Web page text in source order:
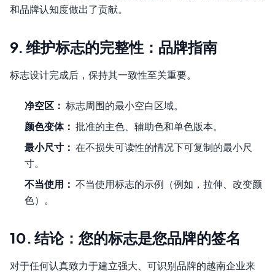
和品牌认知度做出了贡献。
9. 维护标志的完整性：品牌指南
标志设计完成后，保持其一致性至关重要。
净空区： 标志周围的最小空白区域。
颜色变体： 批准的主色、辅助色和单色版本。
最小尺寸： 在不损失可读性的情况下可复制的最小尺
寸。
不当使用： 不当使用标志的示例（例如，拉伸、改变颜
色）。
10. 结论：您的标志是您品牌的签名
对于任何认真致力于建立强大、可识别品牌的越南企业来